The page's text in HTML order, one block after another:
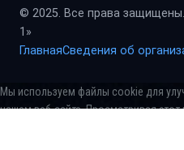
© 2025. Все права
1»
ГлавнаяСведения об
Мы используем файлы cookie для
нашем веб-сайте. Просматривая этот